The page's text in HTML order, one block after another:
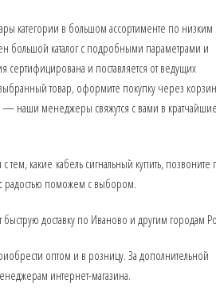
категории в большом ассортименте по
большой каталог с подробными параметрами и
и поставляется от ведущих
товар, оформите покупку через
— наши менеджеры свяжутся с вами в
тем, какие кабель сигнальный купить, позвоните
радостью поможем с выбором.
быструю доставку по Иваново и другим городам
оптом и в розницу. За дополнительной
интернет-магазина.